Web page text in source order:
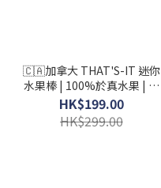
🇨🇦加拿大 THAT'S-IT 迷你
水果棒 | 100%於真水果 | 無
麩質 | 1包24條 (逢星期日截
單後25-28個工作天發貨)
HK$199.00
HK$299.00